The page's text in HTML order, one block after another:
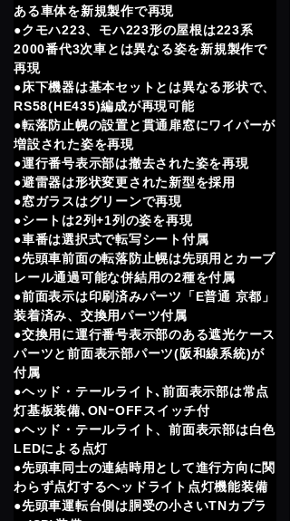
ある車体を新規製作で再現
●クモハ223、モハ223形の屋根は223系
2000番代3次車とは異なる姿を新規製作で
再現
●床下機器は基本セットとは異なる形状で、
RS58(HE435)編成が再現可能
●転落防止幌の設置と貫通扉窓にワイパーが
増設された姿を再現
●運行番号表示部は撤去された姿を再現
●避雷器は形状変更された新型を採用
●窓ガラスはグリーンで再現
●シートは2列+1列の姿を再現
●車番は選択式で転写シート付属
●先頭車前面の転落防止幌は先頭用とカーブ
レール通過可能な併結用の2種を付属
●前面表示は印刷済みパーツ「E普通 京都」
装着済み、交換用パーツ付属
●交換用に運行番号表示部のある遮光ケース
パーツと前面表示部パーツ(阪和線系統)が
付属
●ヘッド・テールライト､前面表示部は常点
灯基板装備､ONｰOFFスイッチ付
●ヘッド・テールライト、前面表示部は白色
LEDによる点灯
●先頭車同士の連結時用として進行方向に関
わらず点灯するヘッドライト点灯機能装備
●先頭車運転台側は胴受の小さいTNカプラ